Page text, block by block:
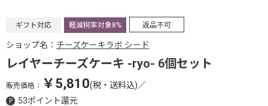
ギフト対応 軽減税率対象8% 返品不可
ショップ名： チーズケーキラボ シード
レイヤーチーズケーキ -ryo- 6個セット
販売価格： ￥5,810(税・送料込)／
53ポイント還元